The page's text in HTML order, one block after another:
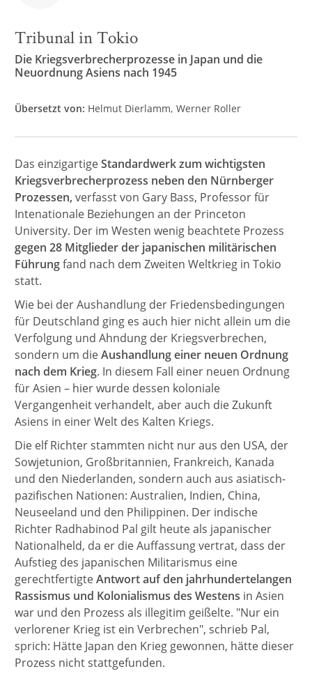
Tribunal in Tokio
Die Kriegsverbrecherprozesse in Japan und die
Neuordnung Asiens nach 1945
Übersetzt von: Helmut Dierlamm Werner Roller
Das einzigartigeStandardwerk zum wichtigsten
Kriegsverbrecherprozess neben den Nürnberger
Prozessen, verfasst von Gary Bass, Professor für
Intenationale Beziehungen an der Princeton
University. Der im Westen wenig beachtete Prozess
gegen 28 Mitglieder der japanischen militärischen
Führungfand nach dem Zweiten Weltkrieg in Tokio
statt.
Wie bei der Aushandlung der Friedensbedingungen
für Deutschland ging es auch hier nicht allein um die
Verfolgung und Ahndung der Kriegsverbrechen,
sondern um dieAushandlung einer neuen Ordnung
nach dem Krieg. In diesem Fall einer neuen Ordnung
für Asien – hier wurde dessen koloniale
Vergangenheit verhandelt, aber auch die Zukunft
Asiens in einer Welt des Kalten Kriegs.
Die elf Richter stammten nicht nur aus den USA, der
Sowjetunion, Großbritannien, Frankreich, Kanada
und den Niederlanden, sondern auch aus asiatisch-
pazifischen Nationen: Australien, Indien, China,
Neuseeland und den Philippinen. Der indische
Richter Radhabinod Pal gilt heute als japanischer
Nationalheld, da er die Auffassung vertrat, dass der
Aufstieg des japanischen Militarismus eine
gerechtfertigteAntwort auf den jahrhundertelangen
Rassismus und Kolonialismus des Westens in Asien
war und den Prozess als illegitim geißelte. "Nur ein
verlorener Krieg ist ein Verbrechen", schrieb Pal,
sprich: Hätte Japan den Krieg gewonnen, hätte dieser
Prozess nicht stattgefunden.